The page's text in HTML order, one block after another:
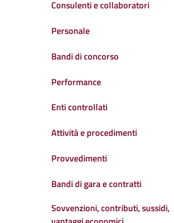
Consulenti e collaboratori
Personale
Bandi di concorso
Performance
Enti controllati
Attività e procedimenti
Provvedimenti
Bandi di gara e contratti
Sovvenzioni, contributi, sussidi,